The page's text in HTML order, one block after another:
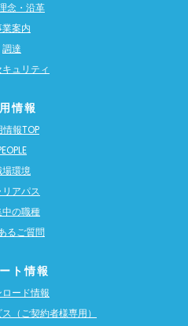
念・沿革
業案内
調達
ュリティ
情報
情報TOP
場環境
リアパス
の職種
るご質問
ト情報
ード情報
（ご契約者様専用）